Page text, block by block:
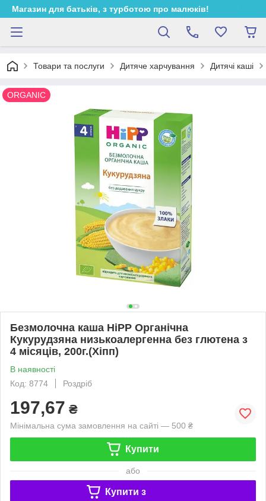
Магазин для батьків, з турботою про малюків!
Товари та послуги Дитяче харчування Дитячі каші
ORGANIC
Безмолочна каша HiPP Органічна
Кукурудзяна низькоалергенна без глютена з
4 місяців, 200г.(Хіпп)
В наявності
Код: 8774
Роздріб
197,67 ₴
Мінімальна сума замовлення на сайті — 500 ₴
Купити
або
Купити з